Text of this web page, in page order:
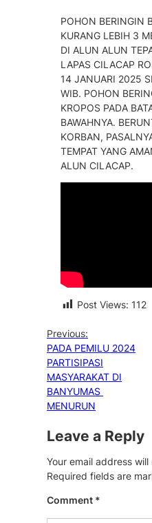
POHON BERINGIN
KURANG LEBIH 3
DI ALUN ALUN
LAPAS CILACAP
14 JANUARI 2025
WIB. POHON
KROPOS PADA
BAWAHNYA.
KORBAN,
TEMPAT YANG
ALUN CILACAP.
Post Views: 112
Previous:
PADA PEMILU 2024
PARTISIPASI
MASYARAKAT DI
BANYUMAS
MENURUN
Leave a Reply
Your email address
Required fields are
Comment *